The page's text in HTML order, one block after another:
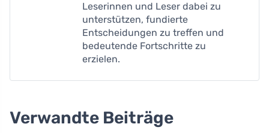
Leserinnen und Leser dabei zu
unterstützen, fundierte
Entscheidungen zu treffen und
bedeutende Fortschritte zu
erzielen.
Verwandte Beiträge